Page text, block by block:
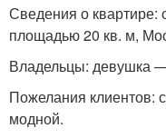
Сведения о квартире:
площадью 20 кв. м,
Владельцы: девушка —
Пожелания клиентов:
модной.